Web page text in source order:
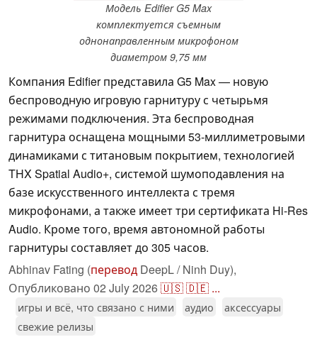
Модель Edifier G5 Max
комплектуется съемным
однонаправленным микрофоном
диаметром 9,75 мм
Компания Edifier представила G5 Max — новую
беспроводную игровую гарнитуру с четырьмя
режимами подключения. Эта беспроводная
гарнитура оснащена мощными 53-миллиметровыми
динамиками с титановым покрытием, технологией
THX Spatial Audio+, системой шумоподавления на
базе искусственного интеллекта с тремя
микрофонами, а также имеет три сертификата Hi-Res
Audio. Кроме того, время автономной работы
гарнитуры составляет до 305 часов.
Abhinav Fating (перевод DeepL / Ninh Duy),
Опубликовано 02 July 2026🇺🇸🇩🇪 ...
игры и всё, что связано с ними аудио
аксессуары
свежие релизы